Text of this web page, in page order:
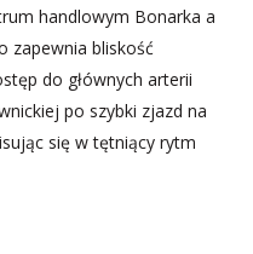
handlowym Bonarka a
zapewnia bliskość
do głównych arterii
po szybki zjazd na
się w tętniący rytm